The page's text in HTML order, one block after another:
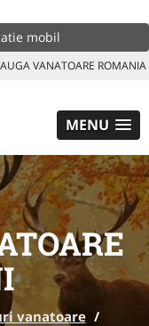
mobil
VANATOARE ROMANIA
MENU
vanatoare /